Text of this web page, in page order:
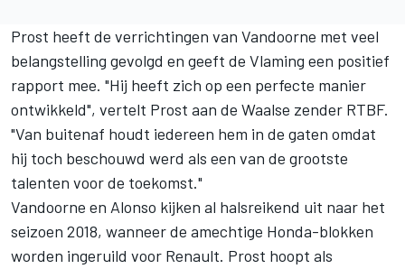
Prost heeft de verrichtingen van Vandoorne met veel
belangstelling gevolgd en geeft de Vlaming een positief
rapport mee. "Hij heeft zich op een perfecte manier
ontwikkeld", vertelt Prost aan de Waalse zender RTBF.
"Van buitenaf houdt iedereen hem in de gaten omdat
hij toch beschouwd werd als een van de grootste
talenten voor de toekomst."
Vandoorne en Alonso kijken al halsreikend uit naar het
seizoen 2018, wanneer de amechtige Honda-blokken
worden ingeruild voor Renault. Prost hoopt als